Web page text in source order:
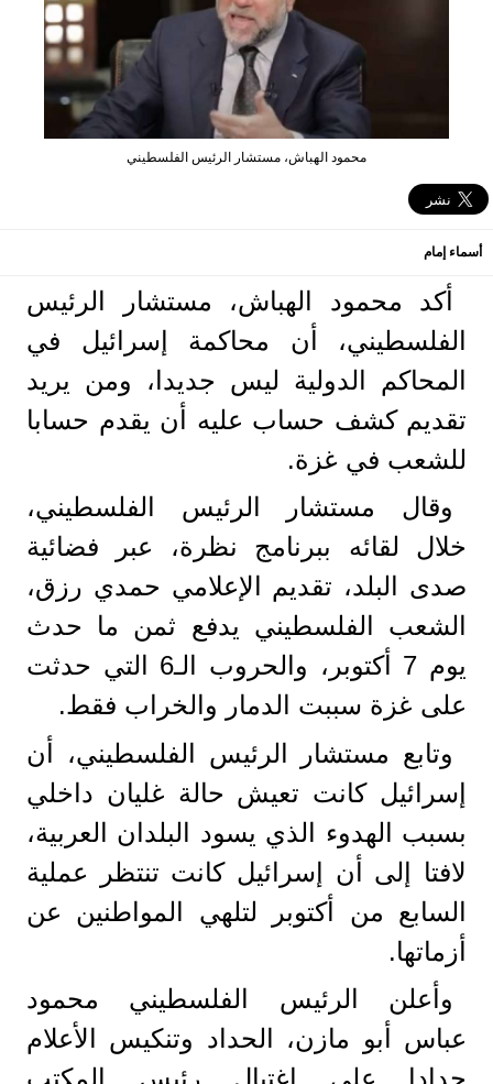
محمود الهباش، مستشار الرئيس الفلسطيني
أسماء إمام
أكد محمود الهباش، مستشار الرئيس
الفلسطيني، أن محاكمة إسرائيل في
المحاكم الدولية ليس جديدا، ومن يريد
تقديم كشف حساب عليه أن يقدم حسابا
للشعب في غزة.
وقال مستشار الرئيس الفلسطيني،
خلال لقائه ببرنامج نظرة، عبر فضائية
صدى البلد، تقديم الإعلامي حمدي رزق،
الشعب الفلسطيني يدفع ثمن ما حدث
يوم 7 أكتوبر، والحروب الـ6 التي حدثت
على غزة سببت الدمار والخراب فقط.
وتابع مستشار الرئيس الفلسطيني، أن
إسرائيل كانت تعيش حالة غليان داخلي
بسبب الهدوء الذي يسود البلدان العربية،
لافتا إلى أن إسرائيل كانت تنتظر عملية
السابع من أكتوبر لتلهي المواطنين عن
أزماتها.
وأعلن الرئيس الفلسطيني محمود
عباس أبو مازن، الحداد وتنكيس الأعلام
حدادا على اغتيال رئيس المكتب